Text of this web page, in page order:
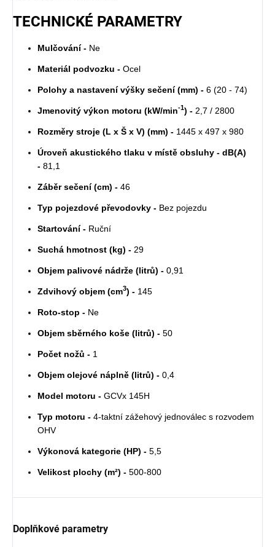
TECHNICKÉ PARAMETRY
Mulčování - Ne
Materiál podvozku - Ocel
Polohy a nastavení výšky sečení (mm) - 6 (20 - 74)
Jmenovitý výkon motoru (kW/min-1) - 2,7 / 2800
Rozměry stroje (L x Š x V) (mm) - 1445 x 497 x 980
Úroveň akustického tlaku v místě obsluhy - dB(A)
- 81,1
Záběr sečení (cm) - 46
Typ pojezdové převodovky - Bez pojezdu
Startování - Ruční
Suchá hmotnost (kg) - 29
Objem palivové nádrže (litrů) - 0,91
Zdvihový objem (cm3) - 145
Roto-stop - Ne
Objem sběrného koše (litrů) - 50
Počet nožů - 1
Objem olejové náplně (litrů) - 0,4
Model motoru - GCVx 145H
Typ motoru - 4-taktní zážehový jednoválec s rozvodem
OHV
Výkonová kategorie (HP) - 5,5
Velikost plochy (m²) - 500-800
Doplňkové parametry